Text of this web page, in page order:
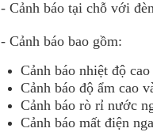
- Cảnh báo tại chỗ với
- Cảnh báo bao gồm:
Cảnh báo nhiệt độ
Cảnh báo độ ẩm cao
Cảnh báo rò rỉ nước
Cảnh báo mất điện